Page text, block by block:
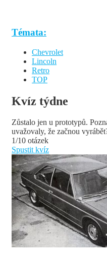
Témata:
Chevrolet
Lincoln
Retro
TOP
Kvíz týdne
Zůstalo jen u prototypů.
uvažovaly, že začnou
1/10 otázek
Spustit kvíz